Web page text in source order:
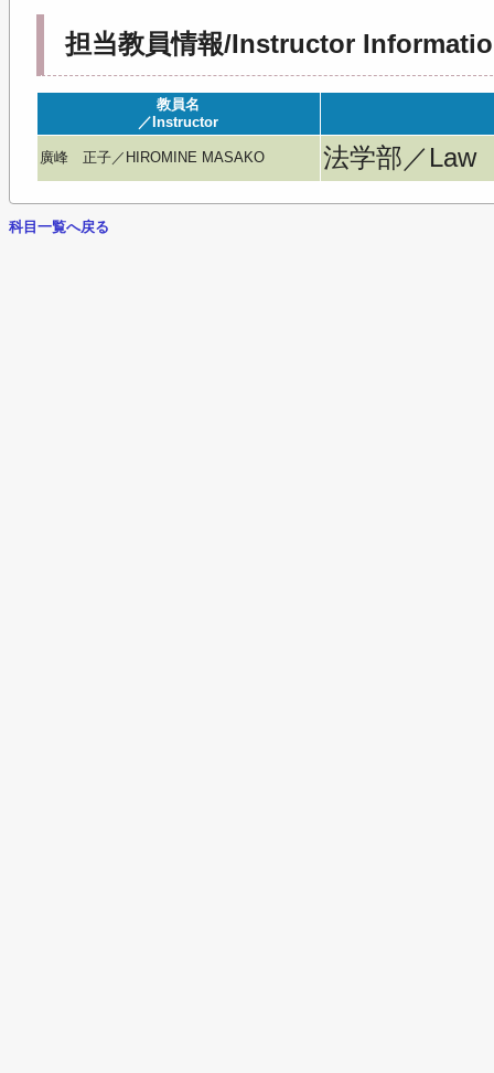
担当教員情報/Instructor
教員名
／Instructor
廣峰 正子／HIROMINE MASAKO 法学部／Law
科目一覧へ戻る